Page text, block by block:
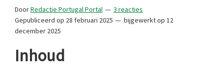
fanaten
DoorRedactie Portugal Portal
3 reacties
Gepubliceerd op 28 februari 2025 bijgewerkt op 12
december 2025
Inhoud